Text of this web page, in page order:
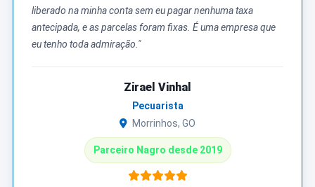
liberado na minha conta sem eu pagar nenhuma taxa
antecipada, e as parcelas foram fixas. É uma empresa que
eu tenho toda admiração."
Zirael Vinhal
Pecuarista
Morrinhos, GO
Parceiro Nagro desde 2019